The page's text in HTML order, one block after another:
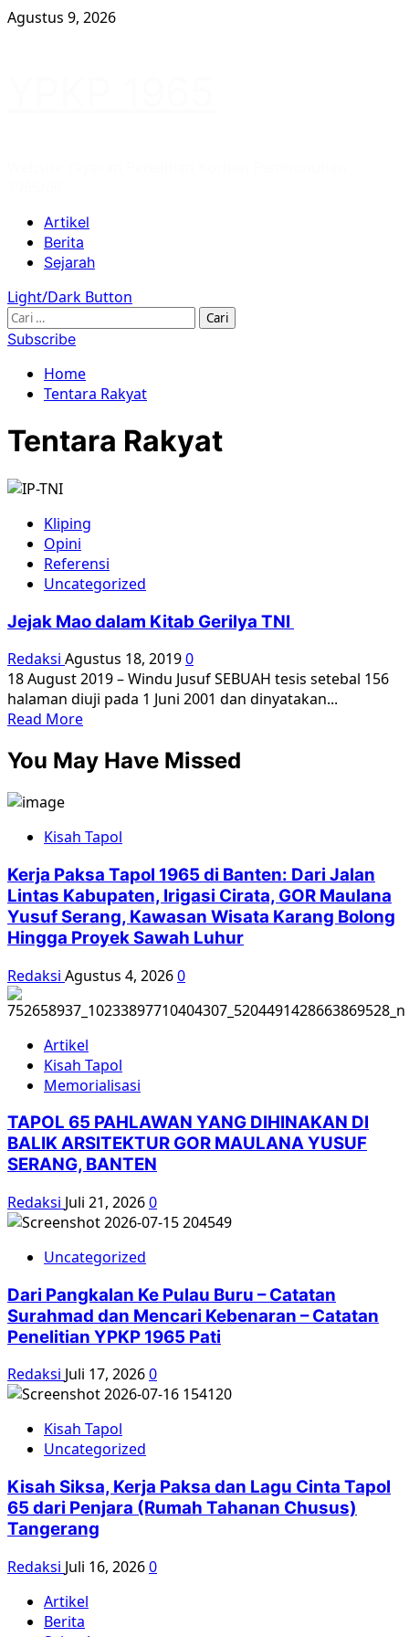
Skip
Agustus 9, 2026
Primary
Menu
Artikel
Berita
Sejarah
Light/Dark Button
Cari
untuk:
Subscribe
Home
Tentara Rakyat
Tentara Rakyat
Kliping
Opini
Referensi
Uncategorized
Jejak Mao dalam Kitab Gerilya TNI
Redaksi Agustus 18, 20190
18 August 2019 – Windu Jusuf SEBUAH tesis setebal 156
halaman diuji pada 1 Juni 2001 dan dinyatakan...
Read MoreRead
about
Jejak
Kitab
TNI
You May Have Missed
Kisah Tapol
Kerja Paksa Tapol 1965 di Banten: Dari Jalan
Lintas Kabupaten, Irigasi Cirata, GOR Maulana
Yusuf Serang, Kawasan Wisata Karang Bolong
Hingga Proyek Sawah Luhur
Redaksi Agustus 4, 20260
Artikel
Kisah Tapol
Memorialisasi
TAPOL 65 PAHLAWAN YANG DIHINAKAN DI
BALIK ARSITEKTUR GOR MAULANA YUSUF
SERANG, BANTEN
Redaksi Juli 21, 20260
Uncategorized
Dari Pangkalan Ke Pulau Buru – Catatan
Surahmad dan Mencari Kebenaran – Catatan
Penelitian YPKP 1965 Pati
Redaksi Juli 17, 20260
Kisah Tapol
Uncategorized
Kisah Siksa, Kerja Paksa dan Lagu Cinta Tapol
65 dari Penjara (Rumah Tahanan Chusus)
Tangerang
Redaksi Juli 16, 20260
Artikel
Berita